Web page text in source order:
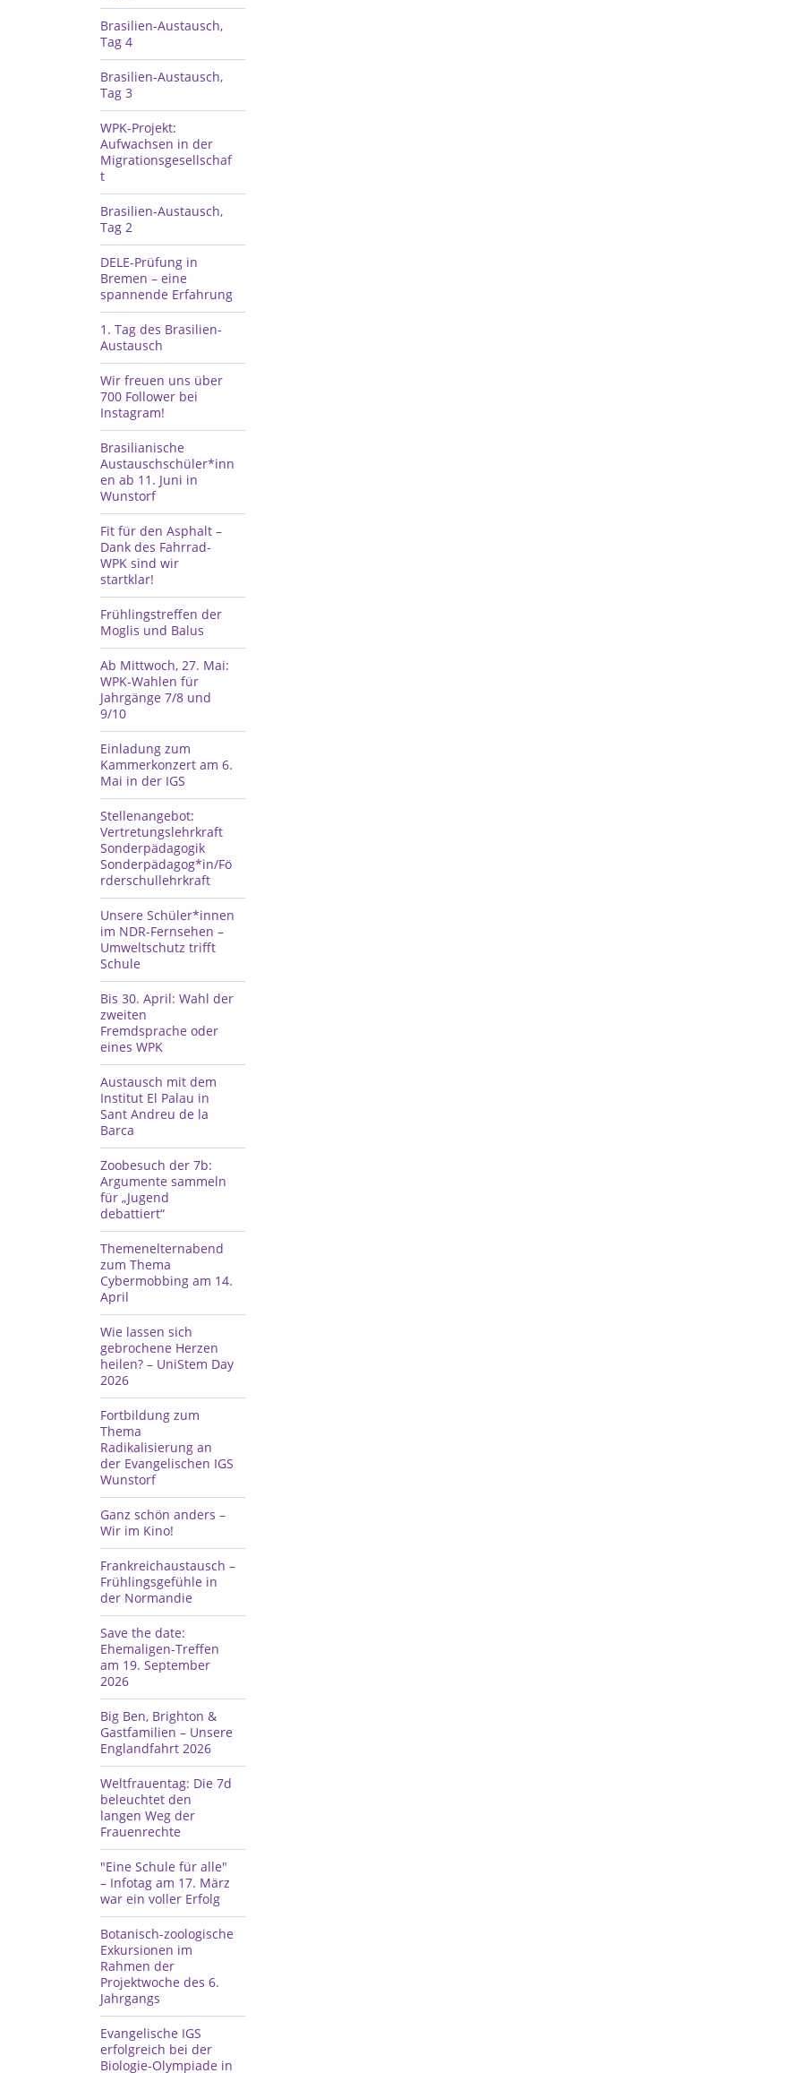
Brasilien-Austausch,
Tag 4
Brasilien-Austausch,
Tag 3
WPK-Projekt:
Aufwachsen in der
Migrationsgesellschaf
t
Brasilien-Austausch,
Tag 2
DELE-Prüfung in
Bremen – eine
spannende Erfahrung
1.⁠ ⁠Tag des Brasilien-
Austausch
Wir freuen uns über
700 Follower bei
Instagram!
Brasilianische
Austauschschüler*inn
en ab 11. Juni in
Wunstorf
Fit für den Asphalt –
Dank des Fahrrad-
WPK sind wir
startklar!
Frühlingstreffen der
Moglis und Balus
Ab Mittwoch, 27. Mai:
WPK-Wahlen für
Jahrgänge 7/8 und
9/10
Einladung zum
Kammerkonzert am 6.
Mai in der IGS
Stellenangebot:
Vertretungslehrkraft
Sonderpädagogik
Sonderpädagog*in/Fö
rderschullehrkraft
Unsere Schüler*innen
im NDR-Fernsehen –
Umweltschutz trifft
Schule
Bis 30. April: Wahl der
zweiten
Fremdsprache oder
eines WPK
Austausch mit dem
Institut El Palau in
Sant Andreu de la
Barca
Zoobesuch der 7b:
Argumente sammeln
für „Jugend
debattiert“
Themenelternabend
zum Thema
Cybermobbing am 14.
April
Wie lassen sich
gebrochene Herzen
heilen? – UniStem Day
2026
Fortbildung zum
Thema
Radikalisierung an
der Evangelischen IGS
Wunstorf
Ganz schön anders –
Wir im Kino!
Frankreichaustausch –
Frühlingsgefühle in
der Normandie
Save the date:
Ehemaligen-Treffen
am 19. September
2026
Big Ben, Brighton &
Gastfamilien – Unsere
Englandfahrt 2026
Weltfrauentag: Die 7d
beleuchtet den
langen Weg der
Frauenrechte
"Eine Schule für alle"
– Infotag am 17. März
war ein voller Erfolg
Botanisch-zoologische
Exkursionen im
Rahmen der
Projektwoche des 6.
Jahrgangs
Evangelische IGS
erfolgreich bei der
Biologie-Olympiade in